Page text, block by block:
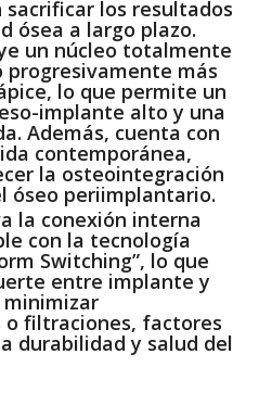
los resultados
ósea a largo plazo.
un núcleo totalmente
progresivamente más
lo que permite un
implante alto y una
Además, cuenta con
contemporánea,
la osteointegración
óseo periimplantario.
la conexión interna
con la tecnología
Switching”, lo que
entre implante y
minimizar
filtraciones, factores
durabilidad y salud del